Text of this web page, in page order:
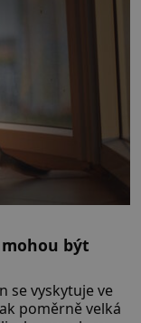
být
se vyskytuje ve
poměrně velká